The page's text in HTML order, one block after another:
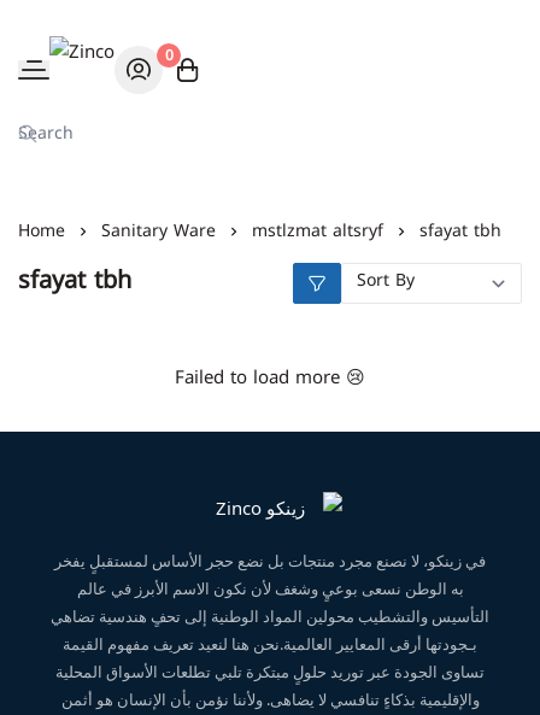
Zinco
0
Home Sanitary Ware mstlzmat altsryf sfayat tbh
sfayat tbh
Failed to load more 😢
في زينكو، لا نصنع مجرد منتجات بل نضع حجر الأساس لمستقبلٍ يفخر
به الوطن نسعى بوعيٍ وشغف لأن نكون الاسم الأبرز في عالم
التأسيس والتشطيب محولين المواد الوطنية إلى تحفٍ هندسية تضاهي
بـجودتها أرقى المعايير العالمية.نحن هنا لنعيد تعريف مفهوم القيمة
تساوى الجودة عبر توريد حلولٍ مبتكرة تلبي تطلعات الأسواق المحلية
والإقليمية بذكاءٍ تنافسي لا يضاهى. ولأننا نؤمن بأن الإنسان هو أثمن